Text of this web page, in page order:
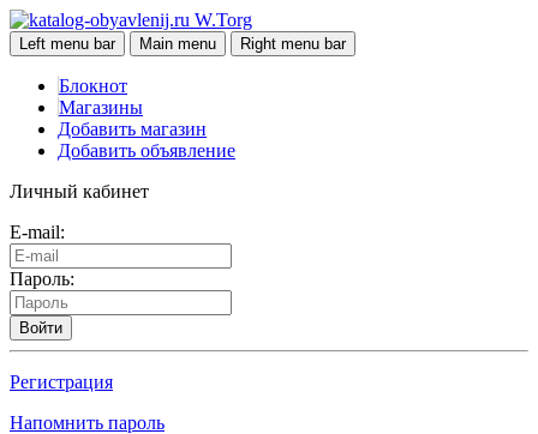
W.Torg
Left menu bar Main menu Right menu bar
Блокнот
Магазины
Добавить магазин
Добавить объявление
Личный кабинет
E-mail:
Пароль:
Войти
Регистрация
Напомнить пароль